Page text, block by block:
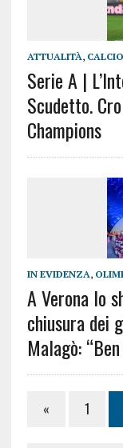
ATTUALITÀ, CALCIO
Serie A |
Scudetto.
Champions
IN EVIDENZA,
A Verona lo
chiusura dei
Malagò:
« 1